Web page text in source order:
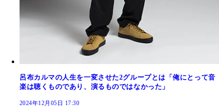
呂布カルマの人生を一変させた2グループとは「俺にとって音
楽は聴くものであり、演るものではなかった」
2024年12月05日 17:30